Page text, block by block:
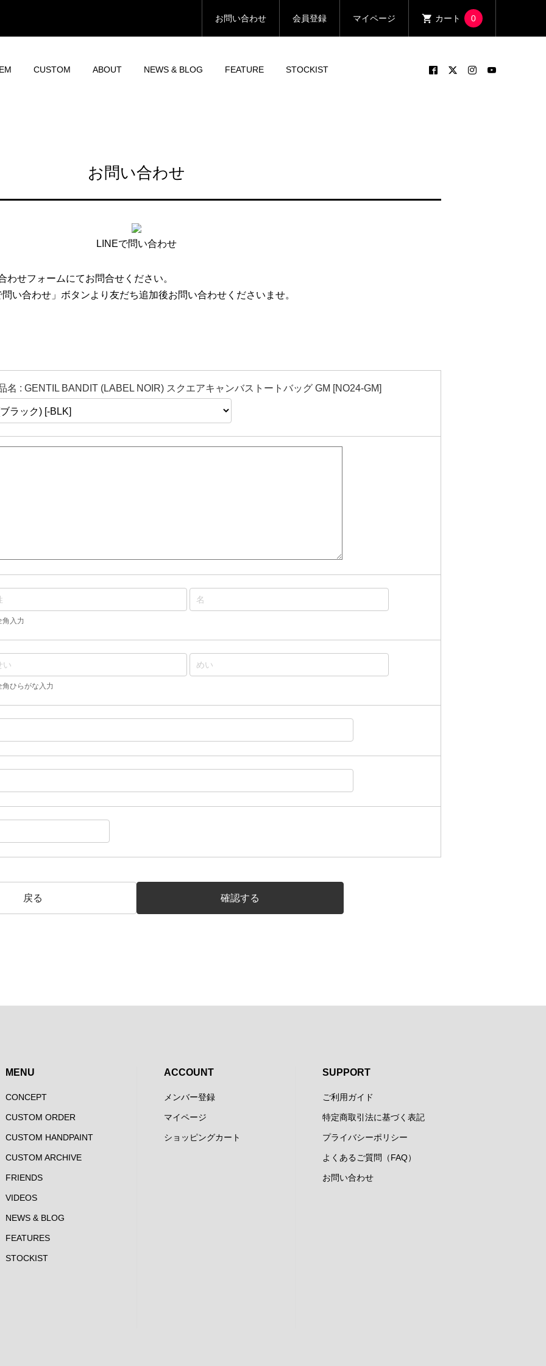
お問い合わせ 会員登録 マイページ カート 0
CUSTOM ABOUT NEWS & BLOG FEATURE STOCKIST
お問い合わせ
LINEで問い合わせ
わせフォームにてお問合せください。
い合わせ」ボタンより友だち追加後お問い合わせくださいませ。
名 : GENTIL BANDIT (LABEL NOIR) スクエアキャンバストートバッグ GM [NO24-GM]
入力
ひらがな入力
確認する
戻る
MENU
CONCEPT
CUSTOM ORDER
CUSTOM HANDPAINT
CUSTOM ARCHIVE
FRIENDS
VIDEOS
NEWS & BLOG
FEATURES
STOCKIST
ACCOUNT
メンバー登録
マイページ
ショッピングカート
SUPPORT
ご利用ガイド
特定商取引法に基づく表記
プライバシーポリシー
よくあるご質問（FAQ）
お問い合わせ